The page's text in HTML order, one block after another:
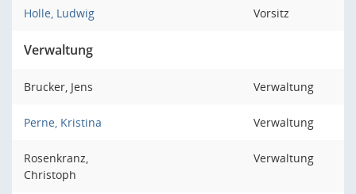
Holle, Ludwig Vorsitz
Verwaltung
Brucker, Jens Verwaltung
Perne, Kristina Verwaltung
Rosenkranz,
Christoph
Verwaltung